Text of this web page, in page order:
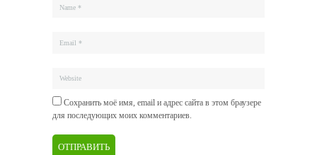
Сохранить моё имя, email и адрес сайта в этом браузере
для последующих моих комментариев.